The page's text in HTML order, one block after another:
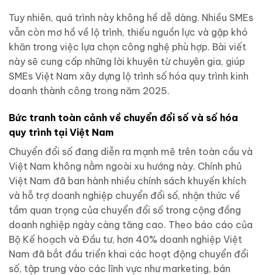
Tuy nhiên, quá trình này không hề dễ dàng. Nhiều SMEs
vẫn còn mơ hồ về lộ trình, thiếu nguồn lực và gặp khó
khăn trong việc lựa chọn công nghệ phù hợp. Bài viết
này sẽ cung cấp những lời khuyên từ chuyên gia, giúp
SMEs Việt Nam xây dựng lộ trình số hóa quy trình kinh
doanh thành công trong năm 2025.
Bức tranh toàn cảnh về chuyển đổi số và số hóa
quy trình tại Việt Nam
Chuyển đổi số đang diễn ra mạnh mẽ trên toàn cầu và
Việt Nam không nằm ngoài xu hướng này. Chính phủ
Việt Nam đã ban hành nhiều chính sách khuyến khích
và hỗ trợ doanh nghiệp chuyển đổi số, nhận thức về
tầm quan trọng của chuyển đổi số trong cộng đồng
doanh nghiệp ngày càng tăng cao. Theo báo cáo của
Bộ Kế hoạch và Đầu tư, hơn 40% doanh nghiệp Việt
Nam đã bắt đầu triển khai các hoạt động chuyển đổi
số, tập trung vào các lĩnh vực như marketing, bán